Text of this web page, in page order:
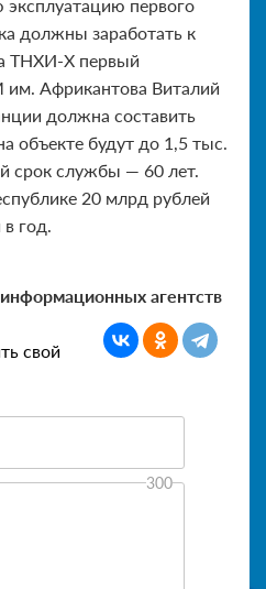
первого
должны заработать к
ТНХИ-Х первый
Африкантова Виталий
должна составить
объекте будут до 1,5 тыс.
срок службы — 60 лет.
20 млрд рублей
год.
агентств
свой
300